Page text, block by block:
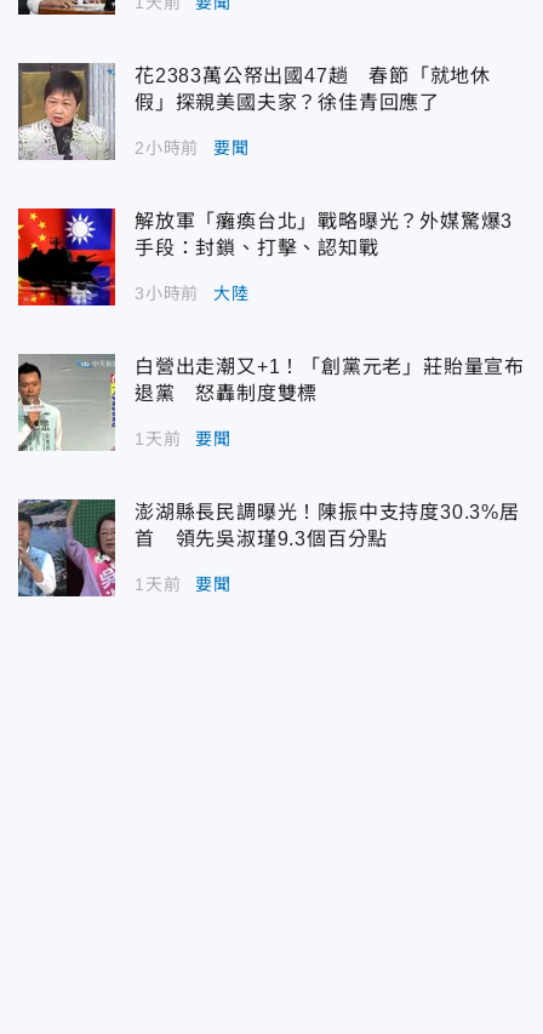
花2383萬公帑出國47趟 春節「就地休
假」探親美國夫家？徐佳青回應了
2小時前 要聞
解放軍「癱瘓台北」戰略曝光？外媒驚爆3
手段：封鎖、打擊、認知戰
3小時前 大陸
白營出走潮又+1！「創黨元老」莊貽量宣布
退黨 怒轟制度雙標
1天前 要聞
澎湖縣長民調曝光！陳振中支持度30.3%居
首 領先吳淑瑾9.3個百分點
1天前 要聞